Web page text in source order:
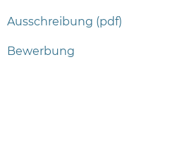
Ausschreibung (pdf)
Bewerbung